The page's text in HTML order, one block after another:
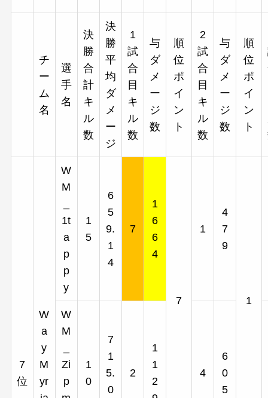
チ
ー
ム
名
選
手
名
決
勝
合
計
キ
ル
数
決
勝
平
均
ダ
メ
ー
ジ
1
試
合
目
キ
ル
数
与
ダ
メ
ー
ジ
数
順
位
ポ
イ
ン
ト
2
試
合
目
キ
ル
数
与
ダ
メ
ー
ジ
数
順
位
ポ
イ
ン
ト
7
位
W
a
y
M
yr
W
M
1t
a
p
p
y
1
5
6
5
9.
1
4
7
1
6
6
4
7
1
4
7
9
1
W
M
Zi
p
1
0
7
1
5.
0
2
1
1
2
4
6
0
5